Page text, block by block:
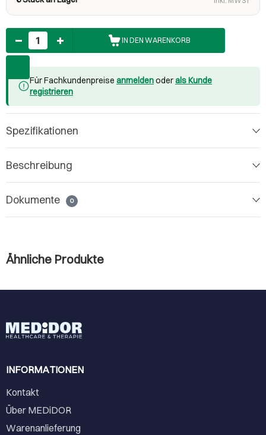
Anzahl
IN DEN WARENKORB
Für Fachkundenpreise anmeldenoderals Kunde
registrieren
Spezifikationen
Beschreibung
Dokumente 0
Ähnliche Produkte
INFORMATIONEN
Kontakt
Über MEDiDOR
Warenanlieferung